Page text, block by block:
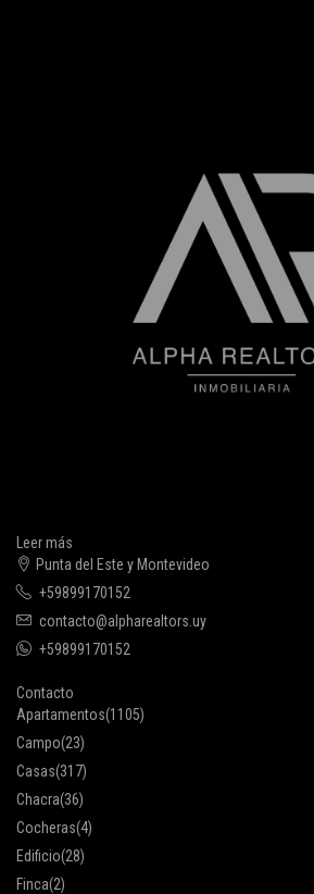
Leer más
Punta del Este y Montevideo
+59899170152
contacto@alpharealtors.uy
+59899170152
Contacto
Apartamentos(1105)
Campo(23)
Casas(317)
Chacra(36)
Cocheras(4)
Edificio(28)
Finca(2)